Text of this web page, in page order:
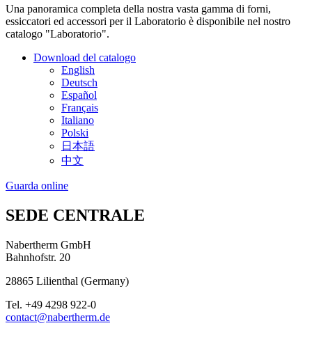
Una panoramica completa della nostra vasta gamma di forni,
essiccatori ed accessori per il Laboratorio è disponibile nel nostro
catalogo "Laboratorio".
Download del catalogo
English
Deutsch
Español
Français
Italiano
Polski
日本語
中文
Guarda online
SEDE CENTRALE
Nabertherm GmbH
Bahnhofstr. 20
28865 Lilienthal (Germany)
Tel. +49 4298 922-0
contact@nabertherm.de